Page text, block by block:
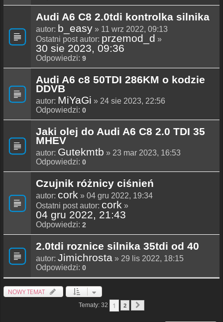
Audi A6 C8 2.0tdi kontrolka silnika
autor: b_easy » 11 wrz 2022, 09:13
Ostatni post autor: przemod_d »
30 sie 2023, 09:36
Odpowiedzi: 9
Audi A6 c8 50TDI 286KM o kodzie
DDVB
autor: MiYaGi » 24 sie 2023, 22:56
Odpowiedzi: 0
Jaki olej do Audi A6 C8 2.0 TDI 35
MHEV
autor: Gutekmtb » 23 mar 2023, 16:53
Odpowiedzi: 0
Czujnik różnicy ciśnień
autor: cork » 04 gru 2022, 19:34
Ostatni post autor: cork »
04 gru 2022, 21:43
Odpowiedzi: 2
2.0tdi roznice silnika 35tdi od 40
autor: Jimichrosta » 29 lis 2022, 18:15
Odpowiedzi: 0
NOWY TEMAT
Tematy: 32 1 2